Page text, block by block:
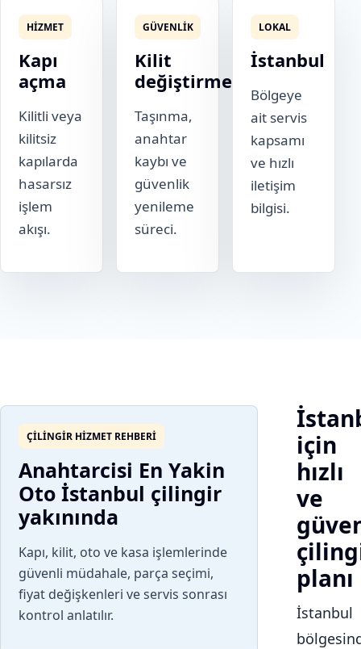
HIZMET
Kapı
açma
Kilitli veya
kilitsiz
kapılarda
hasarsız
işlem
akışı.
GÜVENLIK
Kilit
değiştirme
Taşınma,
anahtar
kaybı ve
güvenlik
yenileme
süreci.
LOKAL
İstanbul
Bölgeye
ait servis
kapsamı
ve hızlı
iletişim
bilgisi.
ÇILINGIR HIZMET REHBERI
Anahtarcisi En Yakin
Oto İstanbul çilingir
yakınında
Kapı, kilit, oto ve kasa işlemlerinde
güvenli müdahale, parça seçimi,
fiyat değişkenleri ve servis sonrası
kontrol anlatılır.
için
hızlı
ve
planı
İstanbul